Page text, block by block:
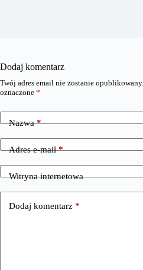
Dodaj komentarz
Twój adres email nie zostanie opublikowany.
oznaczone *
Nazwa*
Adres e-mail*
Witryna internetowa
Dodaj komentarz *